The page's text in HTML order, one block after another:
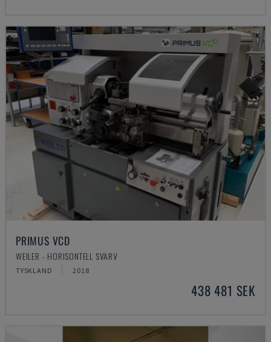
PRIMUS VCD
WEILER - HORISONTELL SVARV
TYSKLAND 2018
438 481 SEK